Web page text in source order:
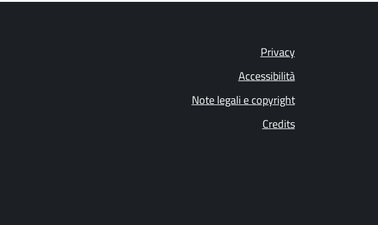
Privacy
Accessibilità
Note legali e copyright
Credits